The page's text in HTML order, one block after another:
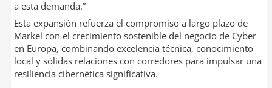
a esta demanda.”
Esta expansión refuerza el compromiso a largo plazo de
Markel con el crecimiento sostenible del negocio de Cyber
en Europa, combinando excelencia técnica, conocimiento
local y sólidas relaciones con corredores para impulsar una
resiliencia cibernética significativa.